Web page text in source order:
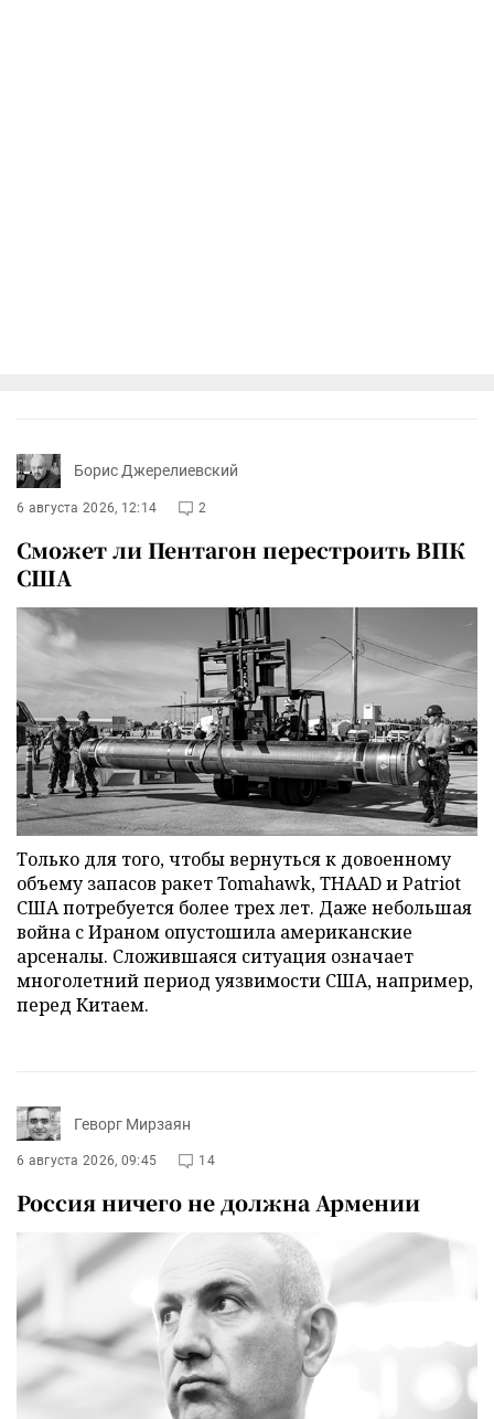
Борис Джерелиевский
6 августа 2026, 12:14 2
Сможет ли Пентагон перестроить ВПК
США
Только для того, чтобы вернуться к довоенному
объему запасов ракет Tomahawk, THAAD и Patriot
США потребуется более трех лет. Даже небольшая
война с Ираном опустошила американские
арсеналы. Сложившаяся ситуация означает
многолетний период уязвимости США, например,
перед Китаем.
Геворг Мирзаян
6 августа 2026, 09:45 14
Россия ничего не должна Армении